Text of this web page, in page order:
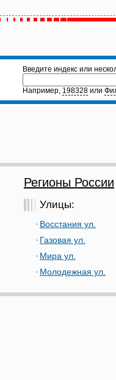
Введите индекс или
Например, 198328 или
Регионы России
Улицы:
Восстания ул.
Газовая ул.
Мира ул.
Молодежная ул.